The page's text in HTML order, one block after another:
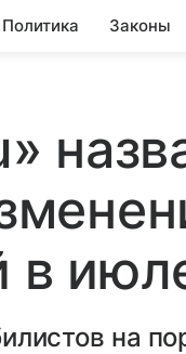
Политика Законы
в
на